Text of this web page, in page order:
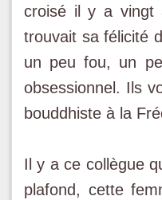
croisé il y a vingt
trouvait sa félicité
un peu fou, un
obses­sionnel. Ils
bouddhiste à la
Il y a ce collègue
pla­fond, cette